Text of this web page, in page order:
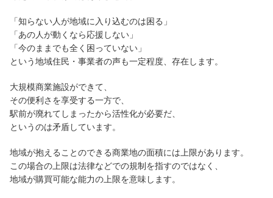
「知らない人が地域に入り込むのは困る」
「あの人が動くなら応援しない」
「今のままでも全く困っていない」
という地域住民・事業者の声も一定程度、存在します。
大規模商業施設ができて、
その便利さを享受する一方で、
駅前が廃れてしまったから活性化が必要だ、
というのは矛盾しています。
地域が抱えることのできる商業地の面積には上限があります。
この場合の上限は法律などでの規制を指すのではなく、
地域が購買可能な能力の上限を意味します。